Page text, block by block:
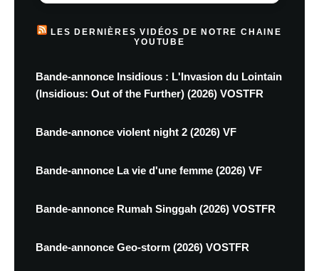
LES DERNIÈRES VIDÉOS DE NOTRE CHAINE
YOUTUBE
Bande-annonce Insidious : L'Invasion du Lointain
(Insidious: Out of the Further) (2026) VOSTFR
Bande-annonce violent night 2 (2026) VF
Bande-annonce La vie d'une femme (2026) VF
Bande-annonce Rumah Singgah (2026) VOSTFR
Bande-annonce Geo-storm (2026) VOSTFR